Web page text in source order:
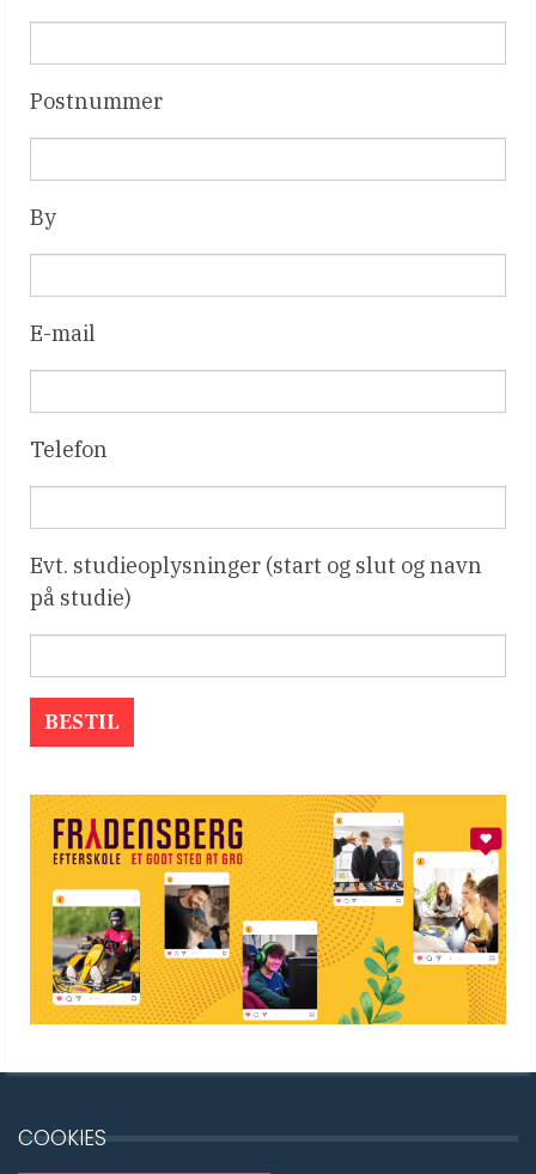
Postnummer
By
E-mail
Telefon
Evt. studieoplysninger (start og slut og navn
på studie)
COOKIES